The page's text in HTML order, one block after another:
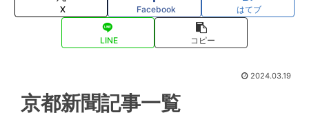
X Facebook はてブ
LINE コピー
2024.03.19
京都新聞記事一覧